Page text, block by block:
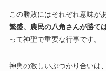
この勝敗にはそれぞれ意味が
繁盛、農民の八角さんが勝て
って神聖で重要な行事です。
神輿の激しいぶつかり合いは